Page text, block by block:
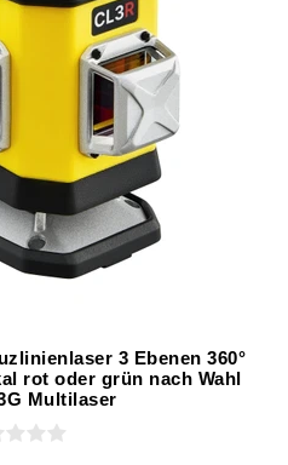
3 Ebenen 360°
rot oder grün nach Wahl
Multilaser